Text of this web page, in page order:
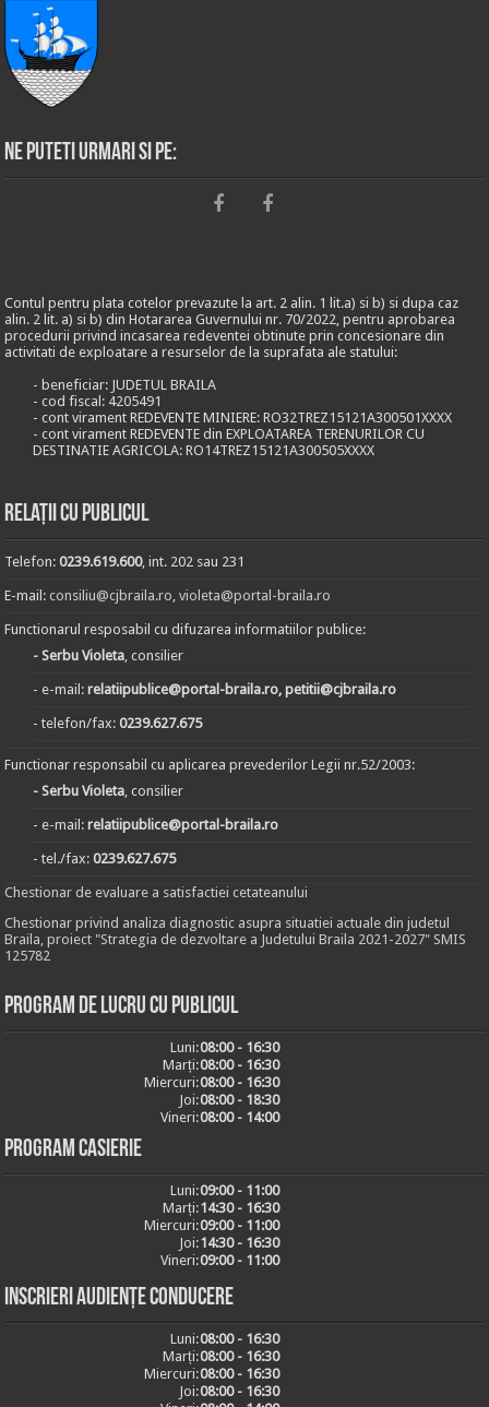
Ne puteti urmari si pe:
Contul pentru plata cotelor prevazute la art. 2 alin. 1 lit.a) si b) si dupa caz
alin. 2 lit. a) si b) din Hotararea Guvernului nr. 70/2022, pentru aprobarea
procedurii privind incasarea redeventei obtinute prin concesionare din
activitati de exploatare a resurselor de la suprafata ale statului:
- beneficiar: JUDETUL BRAILA
- cod fiscal: 4205491
- cont virament REDEVENTE MINIERE: RO32TREZ15121A300501XXXX
- cont virament REDEVENTE din EXPLOATAREA TERENURILOR CU
DESTINATIE AGRICOLA: RO14TREZ15121A300505XXXX
Relații cu publicul
Telefon:0239.619.600, int. 202 sau 231
E-mail:consiliu@cjbraila.ro,violeta@portal-braila.ro
Functionarul resposabil cu difuzarea informatiilor publice:
- Serbu Violeta, consilier
- e-mail:relatiipublice@portal-braila.ro, petitii@cjbraila.ro
- telefon/fax:0239.627.675
Functionar responsabil cu aplicarea prevederilor Legii nr.52/2003:
- Serbu Violeta, consilier
- e-mail:relatiipublice@portal-braila.ro
- tel./fax:0239.627.675
Chestionar de evaluare a satisfactiei cetateanului
Chestionar privind analiza diagnostic asupra situatiei actuale din judetul
Braila, proiect "Strategia de dezvoltare a Judetului Braila 2021-2027" SMIS
125782
Program de lucru cu publicul
Luni:08:00 - 16:30
Marți:08:00 - 16:30
Miercuri:08:00 - 16:30
Joi:08:00 - 18:30
Vineri:08:00 - 14:00
Program casierie
Luni:09:00 - 11:00
Marți:14:30 - 16:30
Miercuri:09:00 - 11:00
Joi:14:30 - 16:30
Vineri:09:00 - 11:00
Inscrieri audiențe conducere
Luni:08:00 - 16:30
Marți:08:00 - 16:30
Miercuri:08:00 - 16:30
Joi:08:00 - 16:30